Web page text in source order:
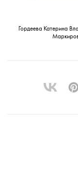
Гордеева Катерина